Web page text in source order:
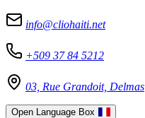
info@cliohaiti.net
+509 37 84 5212
03, Rue Grandoit, Delmas
Open Language Box